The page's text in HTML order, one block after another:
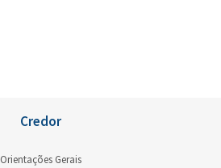
Credor
Orientações Gerais